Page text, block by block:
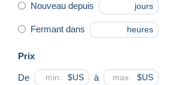
Nouveau depuis jours
Fermant dans heures
Prix
De $US à $US